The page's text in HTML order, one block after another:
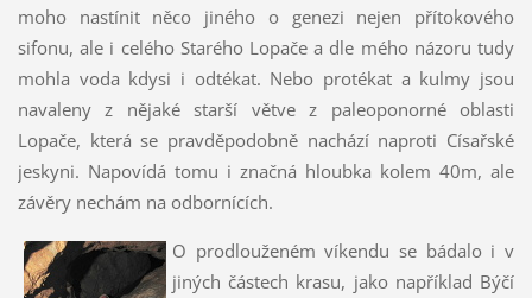
moho nastínit něco jiného o genezi nejen přítokového
sifonu, ale i celého Starého Lopače a dle mého názoru tudy
mohla voda kdysi i odtékat. Nebo protékat a kulmy jsou
navaleny z nějaké starší větve z paleoponorné oblasti
Lopače, která se pravděpodobně nachází naproti Císařské
jeskyni. Napovídá tomu i značná hloubka kolem 40m, ale
závěry nechám na odbornících.
O prodlouženém víkendu se bádalo i v
jiných částech krasu, jako například Býčí